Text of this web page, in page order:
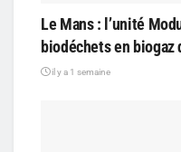
Le Mans : l’unité
biodéchets en biogaz
il y a 1 semaine